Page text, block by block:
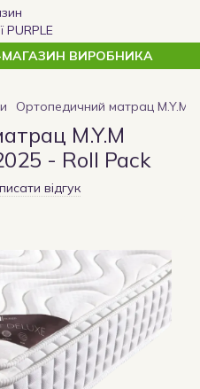
МАГАЗИН ВИРОБНИКА
Ортопедичний матрац M.Y.M
M.Y.M
- Roll Pack
відгук